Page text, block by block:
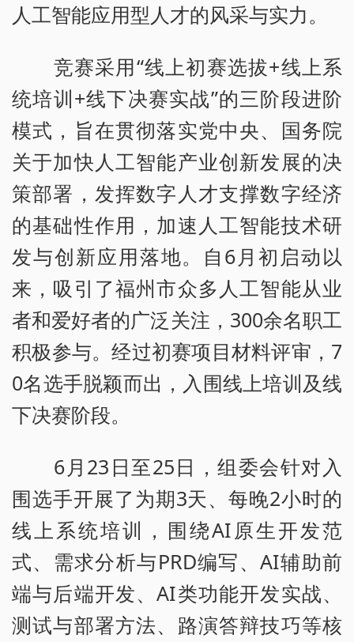
人工智能应用型人才的风采与实力。
竞赛采用“线上初赛选拔+线上系
统培训+线下决赛实战”的三阶段进阶
模式，旨在贯彻落实党中央、国务院
关于加快人工智能产业创新发展的决
策部署，发挥数字人才支撑数字经济
的基础性作用，加速人工智能技术研
发与创新应用落地。自6月初启动以
来，吸引了福州市众多人工智能从业
者和爱好者的广泛关注，300余名职工
积极参与。经过初赛项目材料评审，7
0名选手脱颖而出，入围线上培训及线
下决赛阶段。
6月23日至25日，组委会针对入
围选手开展了为期3天、每晚2小时的
线上系统培训，围绕AI原生开发范
式、需求分析与PRD编写、AI辅助前
端与后端开发、AI类功能开发实战、
测试与部署方法、路演答辩技巧等核